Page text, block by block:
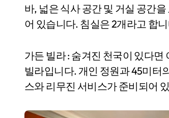
바, 넓은 식사 공간 및 거실 공간
어 있습니다. 침실은 2개라고 합
가든 빌라 : 숨겨진 천국이 있다
빌라입니다. 개인 정원과 45미터
스와 리무진 서비스가 준비되어